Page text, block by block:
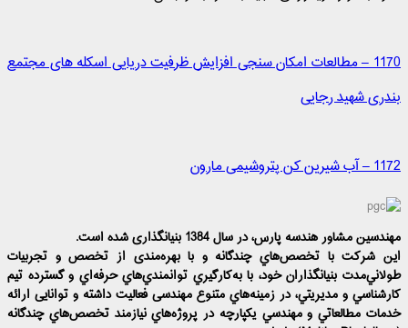
1170 – مطالعات امکان سنجی افزایش ظرفیت دریایی اسکله های مجتمع
بندری شهید رجایی
1172 – آب شیرین کن پتروشیمی مارون
مهندسين مشاور هندسه‌ پارس، در سال 1384 بنیانگذاری شده است.
این شرکت با تخصص‌هاي چندگانه و با بهره‌مندی از تخصص و تجربيات
طولاني‌مدت بنيانگذاران خود، با به‌كارگيري توانمندي‌هاي حرفه‌اي و گسترده تيم
كارشناسي و مديريتي، در زمينه‌هاي متنوع مهندسی فعاليت داشته و توانایی ارائه
خدمات مطالعاتي و مهندسي يكپارچه در پروژه‌هاي نيازمند تخصص‌هاي چندگانه